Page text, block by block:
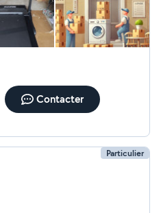
Contacter
Particulier